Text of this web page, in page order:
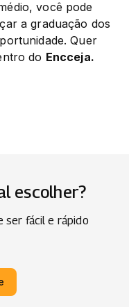
você pode
a graduação dos
Quer
do Encceja.
escolher?
ser fácil e rápido